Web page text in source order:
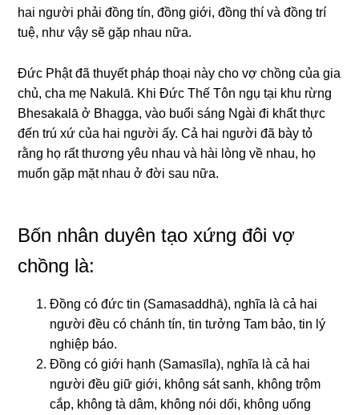
hai người phải đồng tín, đồng giới, đồng thí và đồng trí
tuệ, như vậy sẽ gặp nhau nữa.
Đức Phậtđã thuyết pháp thoại này cho vợ chồng của gia
chủ, cha mẹ Nakulā. Khi Đức Thế Tôn ngụ tại khu rừng
Bhesakalā ở Bhagga, vào buổi sáng Ngài đi khất thực
đến trú xứ của hai người ấy. Cả hai người đã bày tỏ
rằng họ rất thương yêu nhau và hài lòng về nhau, họ
muốn gặp mặt nhau ở đời sau nữa.
Bốn nhân duyên tạo xứng đôi vợ
chồng là:
Đồng có đức tin (Samasaddhā), nghĩa là cả hai
người đều có chánh tín, tin tưởng Tam bảo, tin lý
nghiệp báo.
Đồng có giới hạnh (Samasīla), nghĩa là cả hai
người đều giữ giới, không sát sanh, không trộm
cắp, không tà dâm, không nói dối, không uống